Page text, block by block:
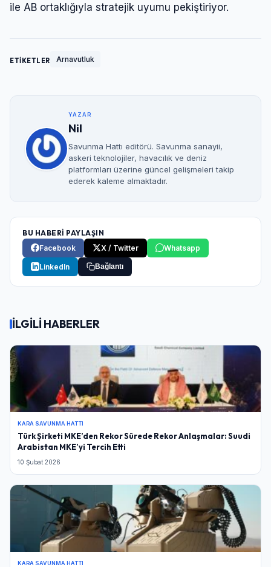
ile AB ortaklığıyla stratejik uyumu pekiştiriyor.
ETİKETLER Arnavutluk
YAZAR
Nil
Savunma Hattı editörü. Savunma sanayii,
askeri teknolojiler, havacılık ve deniz
platformları üzerine güncel gelişmeleri takip
ederek kaleme almaktadır.
BU HABERİ PAYLAŞIN
Facebook
X / Twitter Whatsapp
LinkedIn Bağlantı
İLGİLİ HABERLER
KARA SAVUNMA HATTI
Türk Şirketi MKE’den Rekor Sürede Rekor Anlaşmalar: Suudi
Arabistan MKE’yi Tercih Etti
10 Şubat 2026
KARA SAVUNMA HATTI